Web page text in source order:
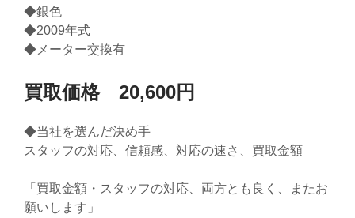
◆銀色
◆2009年式
◆メーター交換有
買取価格 20,600円
◆当社を選んだ決め手
スタッフの対応、信頼感、対応の速さ、買取金額
「買取金額・スタッフの対応、両方とも良く、またお
願いします」